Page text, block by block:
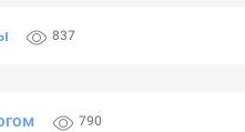
837
790